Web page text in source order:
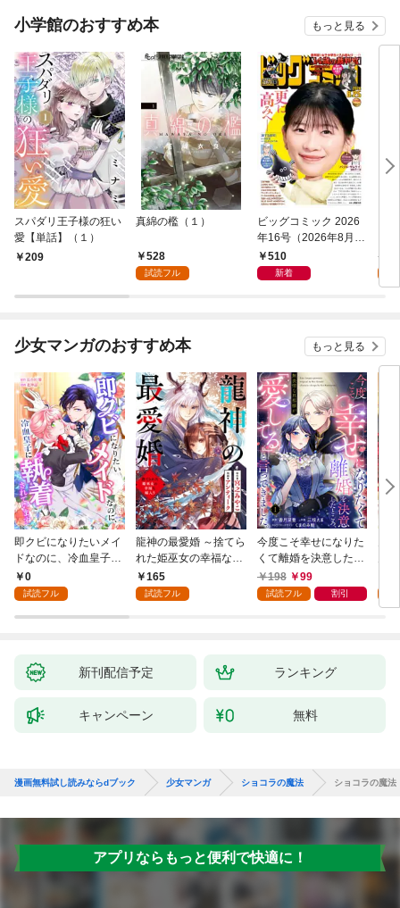
小学館のおすすめ本 もっと見る
スパダリ王子様の狂い
愛【単話】（１）
209
真綿の檻（１）
528
試読フル
ビッグコミック 2026
年16号（2026年8月7
日発売）
510
新着
少女マンガのおすすめ本 もっと見る
即クビになりたいメイ
ドなのに、冷血皇子に
執着されています第1
話
0
試読フル
龍神の最愛婚 ～捨てら
れた姫巫女の幸福な嫁
入り～: 1
165
試読フル
今度こそ幸せになりた
くて離婚を決意したと
ころ、無表情な旦那様
が「愛してる」と言っ
198 99
試読フル 割引
新刊配信予定 ランキング
キャンペーン 無料
漫画無料試し読みならdブック 少女マンガ ショコラの魔法 ショコラの魔
アプリならもっと便利で快適に！